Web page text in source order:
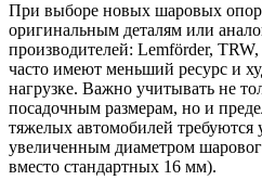
При выборе новых шаровых опор
оригинальным деталям или
производителей: Lemförder,
часто имеют меньший ресурс и
нагрузке. Важно учитывать не
посадочным размерам, но и
тяжелых автомобилей
увеличенным диаметром
вместо стандартных 16 мм).